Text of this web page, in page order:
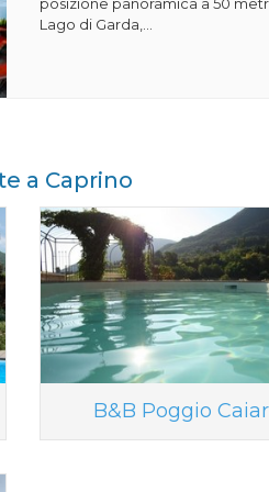
Lago di Garda,...
a Caprino
B&B Poggio Caiar